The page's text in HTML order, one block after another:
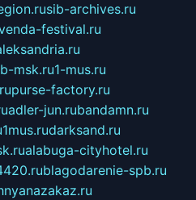
sib-archives.ru
festival.ru
msk.ru1-mus.ru
purse-factory.ru
adler-jun.rubandamn.ru
1mus.rudarksand.ru
alabuga-cityhotel.ru
blagodarenie-spb.ru